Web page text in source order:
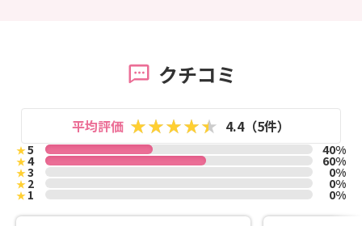
クチコミ
平均評価 4.4（5件）
★5 40%
★4 60%
★3 0%
★2 0%
★1 0%